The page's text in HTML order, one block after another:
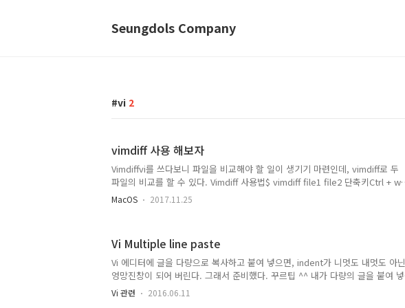
Seungdols Company
vi 2
vimdiff 사용 해보자
Vimdiffvi를 쓰다보니 파일을 비교해야 할 일이 생기기 마련인데, vimdiff로 두
파일의 비교를 할 수 있다. Vimdiff 사용법$ vimdiff file1 file2 단축키Ctrl + w
+ w or Ctrl + w + 방향키 : 분할 된 화면 이동Ctrl + w = : 분할된 창 크기가 동
차이점 없는 부분 열기:diffupdate : 차이점 비교 update시 실행
MacOS 2017.11.25
Vi Multiple line paste
Vi 에디터에 글을 다량으로 복사하고 붙여 넣으면, indent가 니멋도 내멋도 아닌
엉망진창이 되어 버린다. 그래서 준비했다. 꾸르팁 ^^ 내가 다량의 글을 붙여 넣
고자 한다면, :set paste를 입력하고 Enter 하단에 PASTE가 활성화 된 것을 확
인 할 수 있다. 그리고 복사를 시전....상당히 깔끔하게 작동 하게 된다. :D 그리
Vi 관련 2016.06.11